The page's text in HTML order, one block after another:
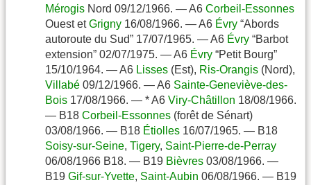
Mérogis Nord 09/12/1966. — A6 Corbeil-Essonnes
Ouest etGrigny 16/08/1966. — A6 Évry “Abords
autoroute du Sud” 17/07/1965. — A6 Évry “Barbot
extension” 02/07/1975. — A6 Évry “Petit Bourg”
15/10/1964. — A6 Lisses (Est), Ris-Orangis (Nord),
Villabé 09/12/1966. — A6 Sainte-Geneviève-des-
Bois 17/08/1966. — * A6 Viry-Châtillon 18/08/1966.
— B18 Corbeil-Essonnes (forêt de Sénart)
03/08/1966. — B18 Étiolles 16/07/1965. — B18
Soisy-sur-Seine, Tigery, Saint-Pierre-de-Perray
06/08/1966 B18. — B19 Bièvres 03/08/1966. —
B19 Gif-sur-Yvette, Saint-Aubin 06/08/1966. — B19